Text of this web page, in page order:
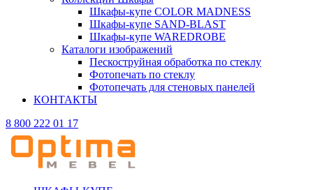
Шкафы-купе COLOR MADNESS
Шкафы-купе SAND-BLAST
Шкафы-купе WAREDROBE
Каталоги изображений
Пескоструйная обработка по стеклу
Фотопечать по стеклу
Фотопечать для стеновых панелей
КОНТАКТЫ
8 800 222 01 17